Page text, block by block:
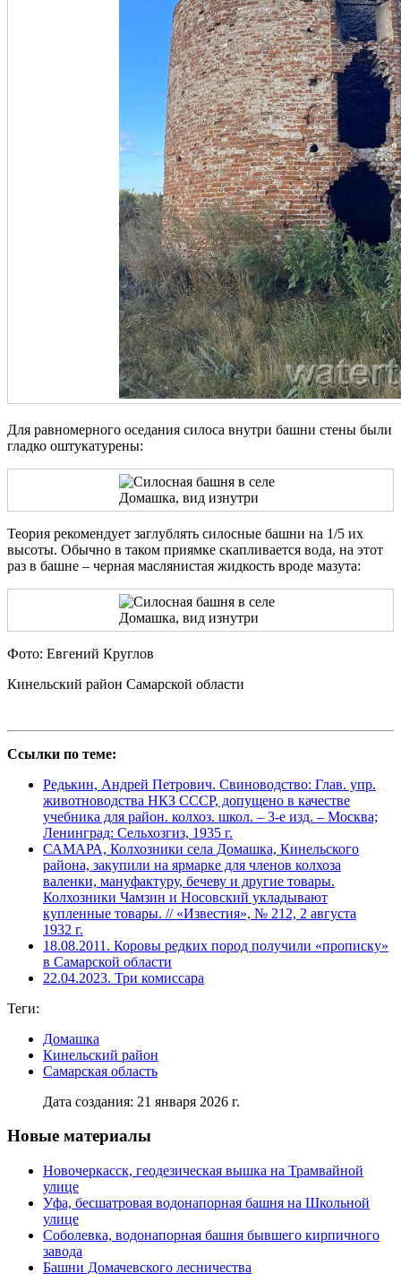
Для равномерного оседания силоса внутри башни стены были
гладко оштукатурены:
Теория рекомендует заглублять силосные башни на 1/5 их
высоты. Обычно в таком приямке скапливается вода, на этот
раз в башне – черная маслянистая жидкость вроде мазута:
Фото: Евгений Круглов
Кинельский район Самарской области
Ссылки по теме:
Редькин, Андрей Петрович. Свиноводство: Глав. упр.
животноводства НКЗ СССР, допущено в качестве
учебника для район. колхоз. школ. – 3-е изд. – Москва;
Ленинград: Сельхозгиз, 1935 г.
САМАРА, Колхозники села Домашка, Кинельского
района, закупили на ярмарке для членов колхоза
валенки, мануфактуру, бечеву и другие товары.
Колхозники Чамзин и Носовский укладывают
купленные товары. // «Известия», № 212, 2 августа
1932 г.
18.08.2011. Коровы редких пород получили «прописку»
в Самарской области
22.04.2023. Три комиссара
Теги:
Домашка
Кинельский район
Самарская область
Дата создания: 21 января 2026 г.
Новые материалы
Новочеркасск, геодезическая вышка на Трамвайной
улице
Уфа, бесшатровая водонапорная башня на Школьной
улице
Соболевка, водонапорная башня бывшего кирпичного
завода
Башни Домачевского лесничества